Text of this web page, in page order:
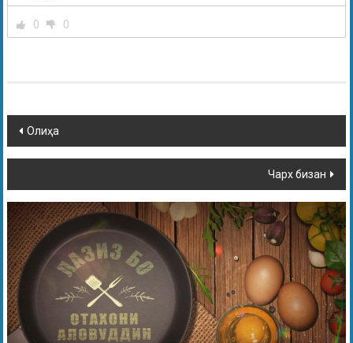
0 0
Олиҳа
Чарх бизан